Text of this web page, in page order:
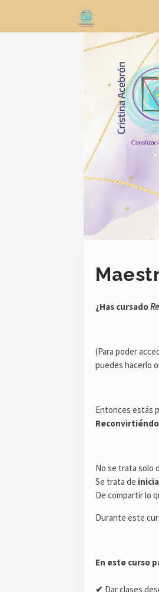
¿Has cursado
(Para poder
puedes hacerlo
Entonces estás
No se trata solo
Se trata de
De compartir lo
Durante este
En este curso
✔ Dar clases